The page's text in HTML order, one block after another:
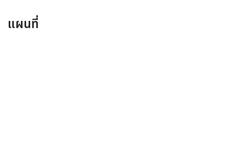
แผนที่